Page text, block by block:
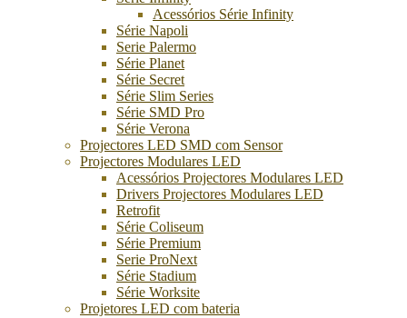
Acessórios Série Infinity
Série Napoli
Serie Palermo
Série Planet
Série Secret
Série Slim Series
Série SMD Pro
Série Verona
Projectores LED SMD com Sensor
Projectores Modulares LED
Acessórios Projectores Modulares LED
Drivers Projectores Modulares LED
Retrofit
Série Coliseum
Série Premium
Serie ProNext
Série Stadium
Série Worksite
Projetores LED com bateria